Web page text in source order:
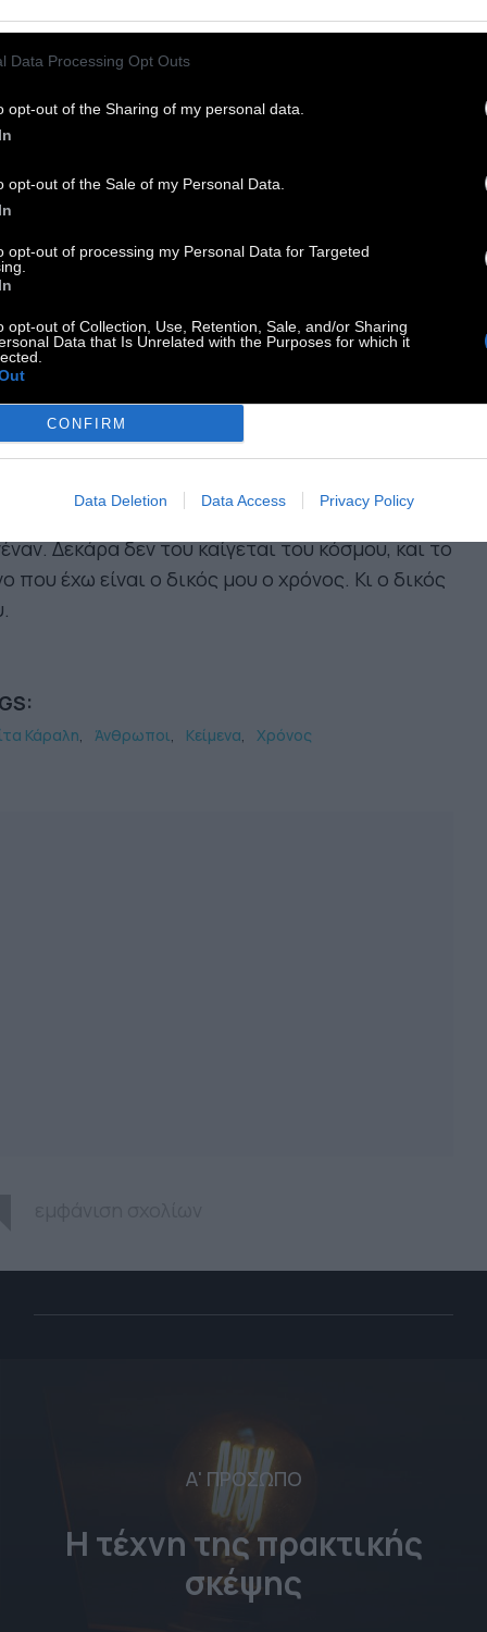
Data Processing Opt Outs
opt-out of the Sharing of my personal data.
opt-out of the Sale of my Personal Data.
opt-out of processing my Personal Data for Targeted
opt-out of Collection, Use, Retention, Sale, and/or Sharing
Data that Is Unrelated with the Purposes for which it
CONFIRM
Data Deletion Data Access Privacy Policy
αύριο κι άλλος τον φυλάει μόνο για την
του. Υπάρχουν εκείνοι που τρέχουν σαν
βραδύτητα, και οι άλλοι που πιστεύουν ότι
έχουμε χρόνο γιατί δεν υπάρχει χρόνος και
να, περπατάω πάνω σ΄ένα μονοπάτι που
οι άνθρωποι από τότε που έγραφαν με
από αρχαίες πόλεις και μετά
διαβάζοντας ιστορίες για
τόσο όμοιων με μένα.
η συνέχεια ενός κόσμου που διαστέλλεται
αργά, που δεν τον νοιάζει τίποτα και για
Δεκάρα δεν του καίγεται του κόσμου, και το
που έχω είναι ο δικός μου ο χρόνος. Κι ο δικός
Κάραλη Άνθρωποι Κείμενα Χρόνος
Α' ΠΡΟΣΩΠΟ
Η τέχνη της πρακτικής
σκέψης